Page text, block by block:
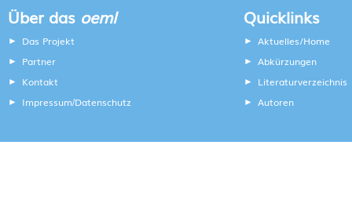
Über das oeml
Das Projekt
Partner
Kontakt
Impressum/Datenschutz
Quicklinks
Aktuelles/Home
Abkürzungen
Literaturverzeichnis
Autoren